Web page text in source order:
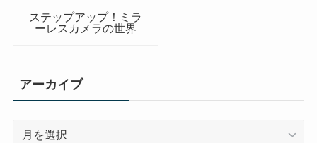
ステップアップ！ミラ
ーレスカメラの世界
アーカイブ